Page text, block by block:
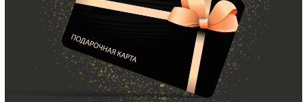
ООО «МИР КАШЕМИРА» © 2023